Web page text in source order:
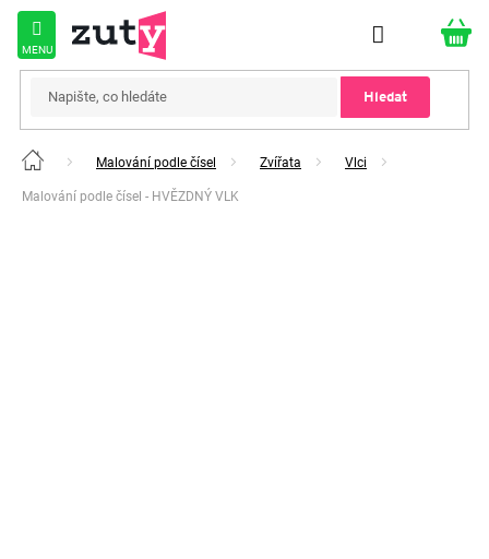
Přejít
obsah
Hledat
Domů Malování podle čísel Zvířata Vlci
Malování podle čísel - HVĚZDNÝ VLK